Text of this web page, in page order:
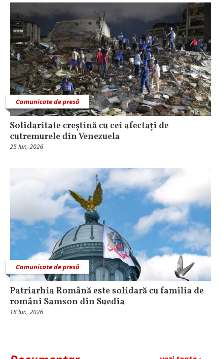
Comunicate de presă
Solidaritate creștină cu cei afectați de
cutremurele din Venezuela
25 Iun, 2026
Comunicate de presă
Patriarhia Română este solidară cu familia de
români Samson din Suedia
18 Iun, 2026